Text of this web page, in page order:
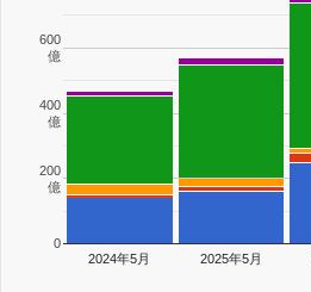
2024年5月 2025年5月
0
200
億
400
億
600
億